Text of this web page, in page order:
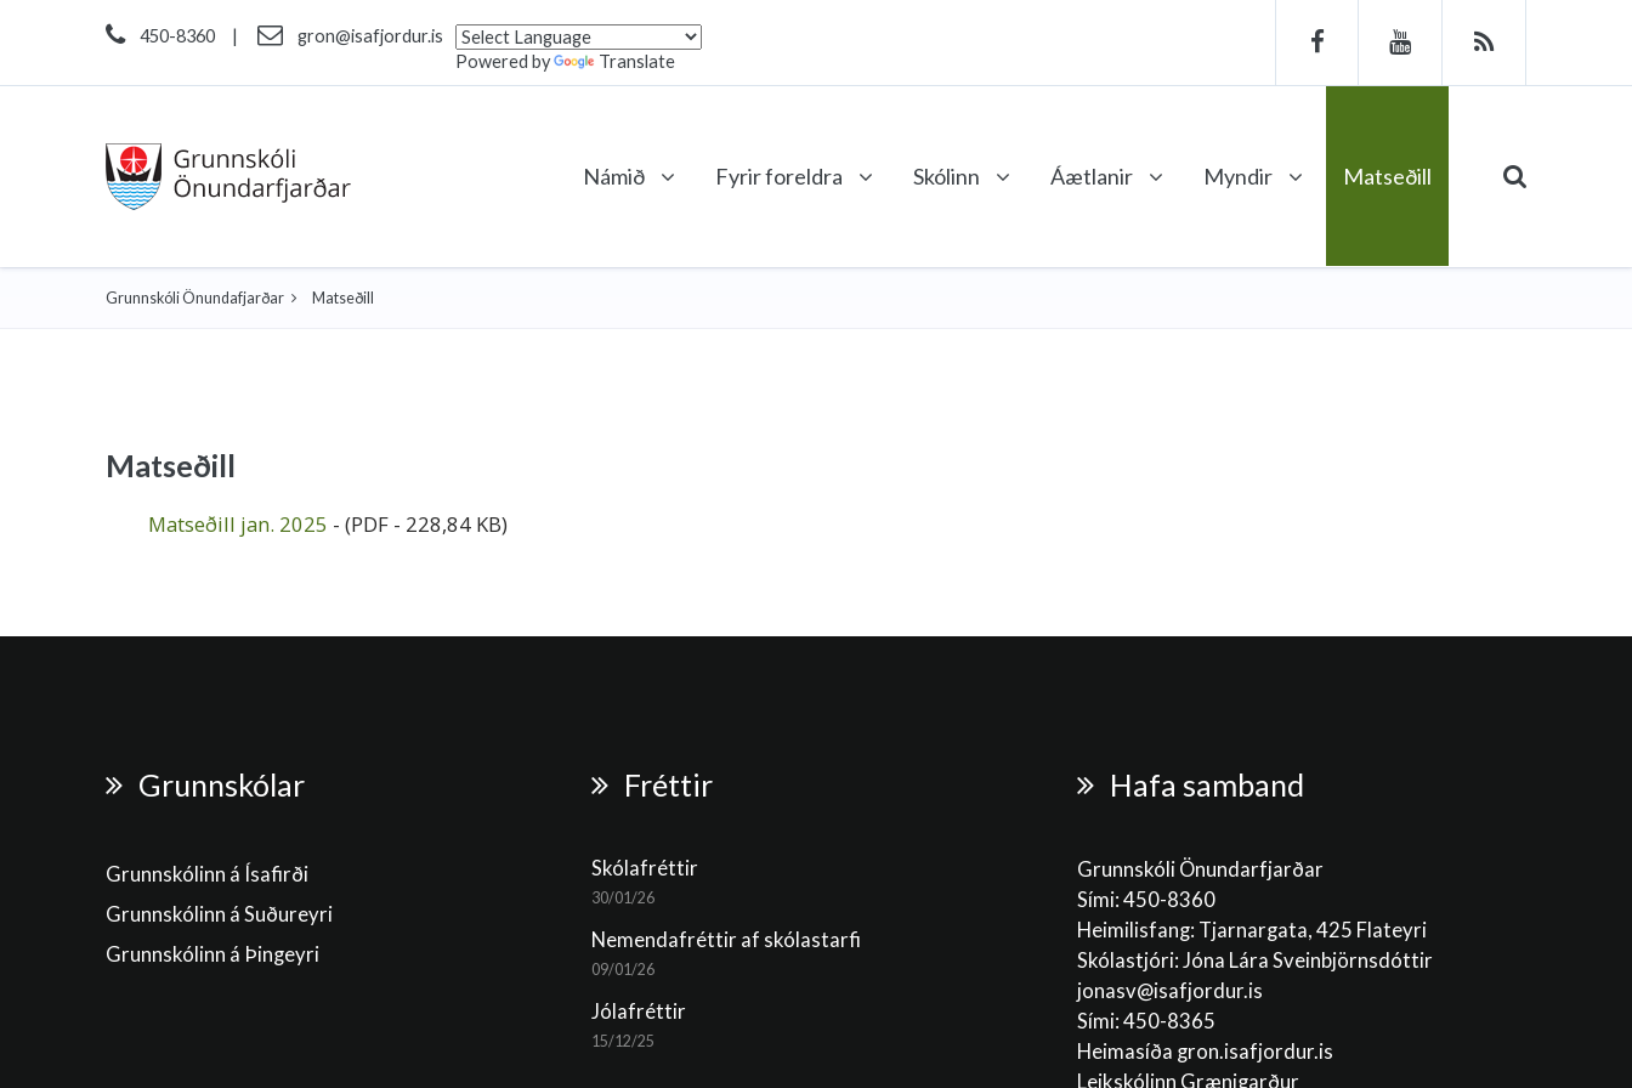
450-8360 |
gron@isafjordur.is
Powered by
Translate
Námið Fyrir foreldra Skólinn Áætlanir Myndir Matseðill
Grunnskóli Önundafjarðar Matseðill
Matseðill
Matseðill jan. 2025 - (PDF - 228,84 KB)
Grunnskólar
Grunnskólinn á Ísafirði
Grunnskólinn á Suðureyri
Grunnskólinn á Þingeyri
Fréttir
Skólafréttir
30/01/26
Nemendafréttir af skólastarfi
09/01/26
Jólafréttir
15/12/25
Hafa samband
Grunnskóli Önundarfjarðar
Sími: 450-8360
Heimilisfang: Tjarnargata, 425 Flateyri
Skólastjóri: Jóna Lára Sveinbjörnsdóttir
jonasv@isafjordur.is
Sími: 450-8365
Heimasíða gron.isafjordur.is
Leikskólinn Grænigarður